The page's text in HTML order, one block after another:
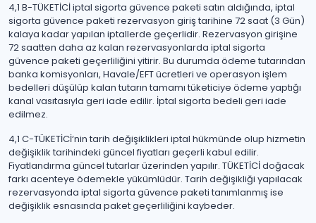
4,1 B-TÜKETİCİ iptal sigorta güvence paketi satın aldığında, iptal
sigorta güvence paketi rezervasyon giriş tarihine 72 saat (3 Gün)
kalaya kadar yapılan iptallerde geçerlidir. Rezervasyon girişine
72 saatten daha az kalan rezervasyonlarda iptal sigorta
güvence paketi geçerliliğini yitirir. Bu durumda ödeme tutarından
banka komisyonları, Havale/EFT ücretleri ve operasyon işlem
bedelleri düşülüp kalan tutarın tamamı tüketiciye ödeme yaptığı
kanal vasıtasıyla geri iade edilir. İptal sigorta bedeli geri iade
edilmez.
4,1 C-TÜKETİCİ‘nin tarih değişiklikleri iptal hükmünde olup hizmetin
değişiklik tarihindeki güncel fiyatları geçerli kabul edilir.
Fiyatlandırma güncel tutarlar üzerinden yapılır. TÜKETİCİ doğacak
farkı acenteye ödemekle yükümlüdür. Tarih değişikliği yapılacak
rezervasyonda iptal sigorta güvence paketi tanımlanmış ise
değişiklik esnasında paket geçerliliğini kaybeder.